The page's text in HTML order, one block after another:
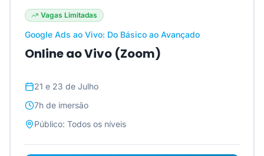
Vagas Limitadas
Google Ads ao Vivo: Do Básico ao Avançado
Online ao Vivo (Zoom)
21 e 23 de Julho
7h de imersão
Público: Todos os níveis